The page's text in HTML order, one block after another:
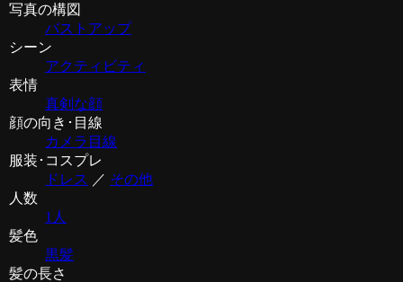
写真の構図
バストアップ
シーン
アクティビティ
表情
真剣な顔
顔の向き･目線
カメラ目線
服装･コスプレ
ドレス ／ その他
人数
1人
髪色
黒髪
髪の長さ